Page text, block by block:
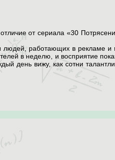
от сериала «30
работающих в рекламе и
в неделю, и восприятие
день вижу, как сотни